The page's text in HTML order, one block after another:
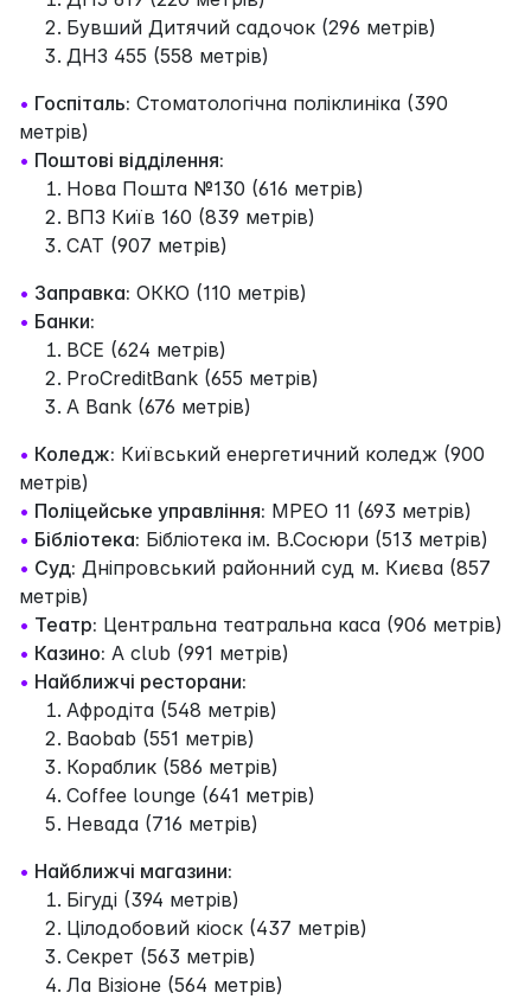
Бувший Дитячий садочок (296 метрів)
ДНЗ 455 (558 метрів)
• Госпіталь: Стоматологічна поліклиніка (390
метрів)
• Поштові відділення:
Нова Пошта №130 (616 метрів)
ВПЗ Київ 160 (839 метрів)
САТ (907 метрів)
• Заправка: ОККО (110 метрів)
• Банки:
BCE (624 метрів)
ProCreditBank (655 метрів)
A Bank (676 метрів)
• Коледж: Київський енергетичний коледж (900
метрів)
• Поліцейське управління: МРЕО 11 (693 метрів)
• Бібліотека: Бібліотека ім. В.Сосюри (513 метрів)
• Суд: Дніпровський районний суд м. Києва (857
метрів)
• Театр: Центральна театральна каса (906 метрів)
• Казино: A club (991 метрів)
• Найближчі ресторани:
Афродіта (548 метрів)
Baobab (551 метрів)
Кораблик (586 метрів)
Coffee lounge (641 метрів)
Невада (716 метрів)
• Найближчі магазини:
Бігуді (394 метрів)
Цілодобовий кіоск (437 метрів)
Секрет (563 метрів)
Ла Візіоне (564 метрів)